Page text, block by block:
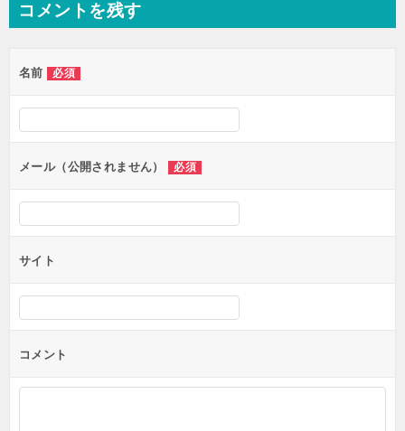
コメントを残す
名前 必須
メール（公開されません） 必須
サイト
コメント